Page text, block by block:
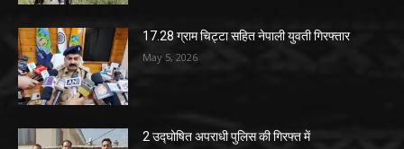
17.28 ग्राम चिट्टा सहित नेपाली युवती गिरफ्तार
May 5, 2026
2 उद्घोषित अपराधी पुलिस की गिरफ्त में